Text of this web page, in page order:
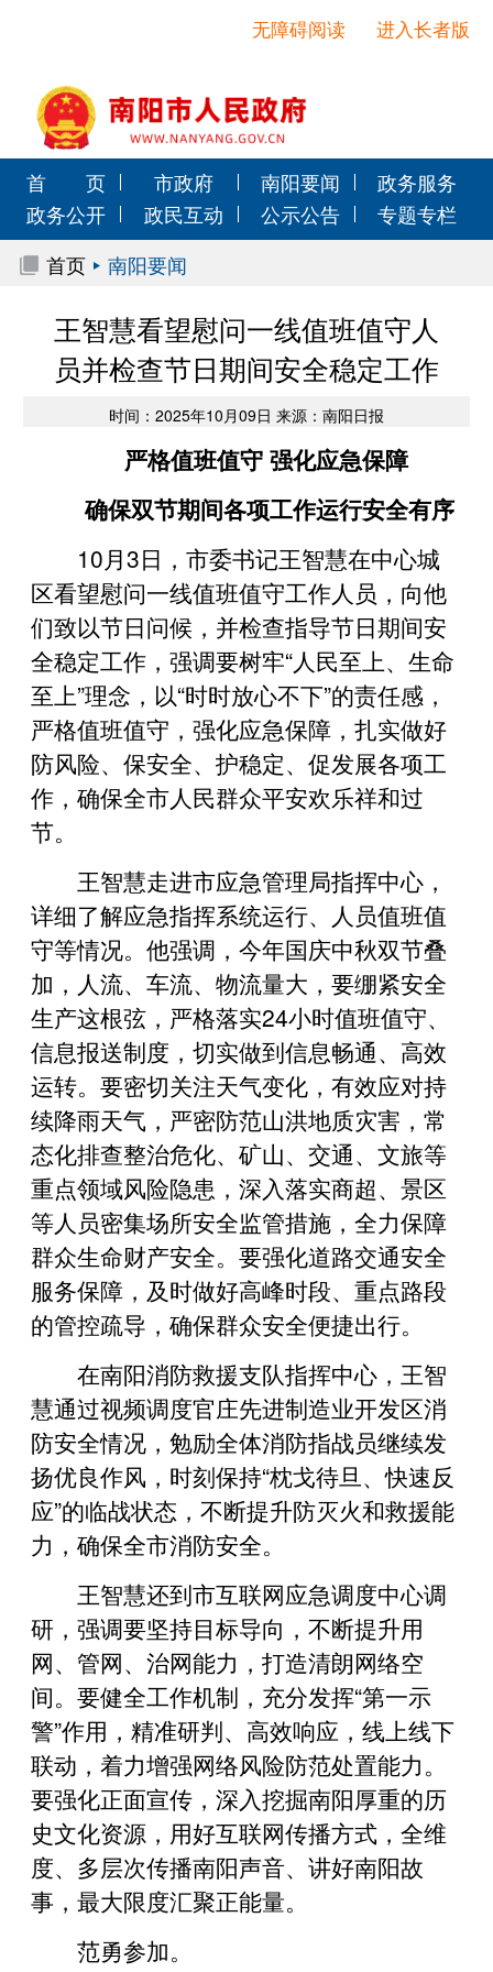
进入长者版
无障碍阅读
首 页 市政府 南阳要闻
政务服务
政务公开
政民互动 公示公告
专题专栏
首页
南阳要闻
王智慧看望慰问一线值班值守人
员并检查节日期间安全稳定工作
时间：2025年10月09日 来源：南阳日报
严格值班值守 强化应急保障
确保双节期间各项工作运行安全有序
10月3日，市委书记王智慧在中心城
区看望慰问一线值班值守工作人员，向他
们致以节日问候，并检查指导节日期间安
全稳定工作，强调要树牢“人民至上、生命
至上”理念，以“时时放心不下”的责任感，
严格值班值守，强化应急保障，扎实做好
防风险、保安全、护稳定、促发展各项工
作，确保全市人民群众平安欢乐祥和过
节。
王智慧走进市应急管理局指挥中心，
详细了解应急指挥系统运行、人员值班值
守等情况。他强调，今年国庆中秋双节叠
加，人流、车流、物流量大，要绷紧安全
生产这根弦，严格落实24小时值班值守、
信息报送制度，切实做到信息畅通、高效
运转。要密切关注天气变化，有效应对持
续降雨天气，严密防范山洪地质灾害，常
态化排查整治危化、矿山、交通、文旅等
重点领域风险隐患，深入落实商超、景区
等人员密集场所安全监管措施，全力保障
群众生命财产安全。要强化道路交通安全
服务保障，及时做好高峰时段、重点路段
的管控疏导，确保群众安全便捷出行。
在南阳消防救援支队指挥中心，王智
慧通过视频调度官庄先进制造业开发区消
防安全情况，勉励全体消防指战员继续发
扬优良作风，时刻保持“枕戈待旦、快速反
应”的临战状态，不断提升防灭火和救援能
力，确保全市消防安全。
王智慧还到市互联网应急调度中心调
研，强调要坚持目标导向，不断提升用
网、管网、治网能力，打造清朗网络空
间。要健全工作机制，充分发挥“第一示
警”作用，精准研判、高效响应，线上线下
联动，着力增强网络风险防范处置能力。
要强化正面宣传，深入挖掘南阳厚重的历
史文化资源，用好互联网传播方式，全维
度、多层次传播南阳声音、讲好南阳故
事，最大限度汇聚正能量。
范勇参加。